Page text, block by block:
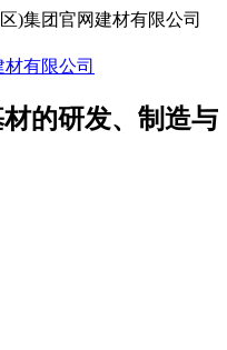
)集团官网建材有限公司
的研发、制造与